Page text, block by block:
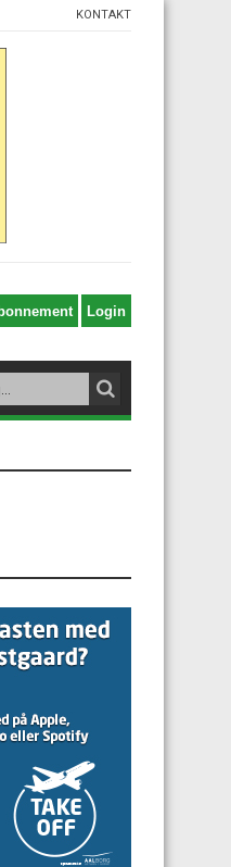
KONTAKT